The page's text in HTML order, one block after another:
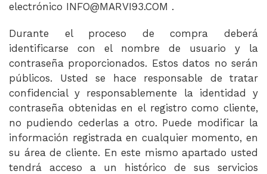
electrónico INFO@MARVI93.COM .
Durante el proceso de compra deberá
identificarse con el nombre de usuario y la
contraseña proporcionados. Estos datos no serán
públicos. Usted se hace responsable de tratar
confidencial y responsablemente la identidad y
contraseña obtenidas en el registro como cliente,
no pudiendo cederlas a otro. Puede modificar la
información registrada en cualquier momento, en
su área de cliente. En este mismo apartado usted
tendrá acceso a un histórico de sus servicios